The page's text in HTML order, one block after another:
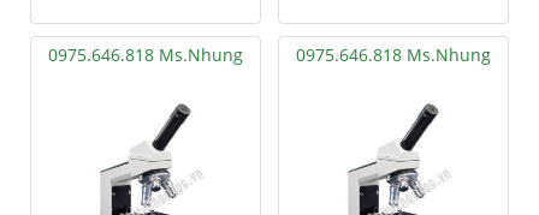
0975.646.818 Ms.Nhung 0975.646.818 Ms.Nhung